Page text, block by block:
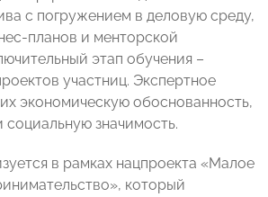
с погружением в деловую среду,
планов и менторской
этап обучения –
участниц. Экспертное
экономическую обоснованность,
социальную значимость.
в рамках нацпроекта «Малое
который